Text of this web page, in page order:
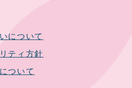
について
ティ方針
ついて